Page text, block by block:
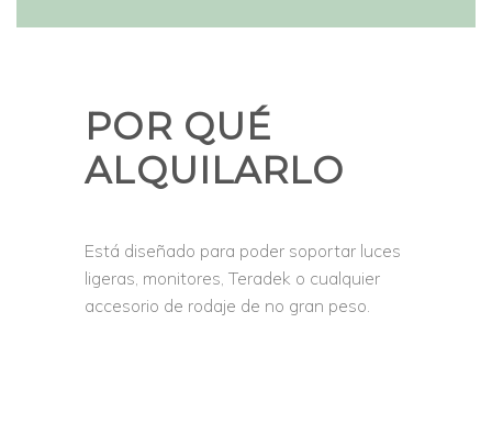
POR QUÉ
ALQUILARLO
Está diseñado para poder soportar luces
ligeras, monitores, Teradek o cualquier
accesorio de rodaje de no gran peso.